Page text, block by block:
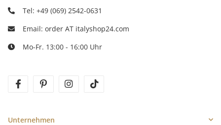
Tel: +49 (069) 2542-0631
Email: order AT italyshop24.com
Mo-Fr. 13:00 - 16:00 Uhr
Unternehmen